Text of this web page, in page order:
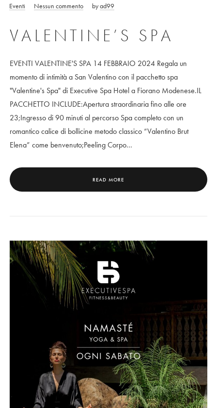
Eventi Nessun commento byad99
VALENTINE’S SPA
EVENTI VALENTINE'S SPA 14 FEBBRAIO 2024 Regala un
momento di intimità a San Valentino con il pacchetto spa
"Valentine's Spa" di Executive Spa Hotel a Fiorano Modenese.IL
PACCHETTO INCLUDE:Apertura straordinaria fino alle ore
23;Ingresso di 90 minuti al percorso Spa completo con un
romantico calice di bollicine metodo classico “Valentino Brut
Elena” come benvenuto;Peeling Corpo…
READ MORE